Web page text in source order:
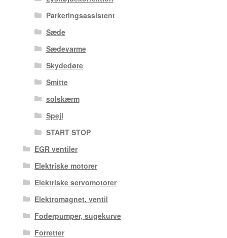
Parkeringsassistent
Sæde
Sædevarme
Skydedøre
Smitte
solskærm
Spejl
START STOP
EGR ventiler
Elektriske motorer
Elektriske servomotorer
Elektromagnet. ventil
Foderpumper, sugekurve
Forretter